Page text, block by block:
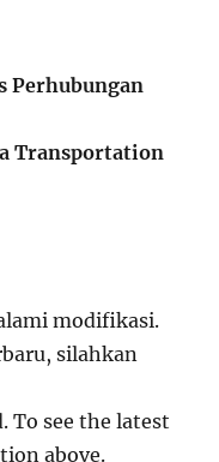
Perhubungan
Transportation
modifikasi.
silahkan
To see the latest
above.